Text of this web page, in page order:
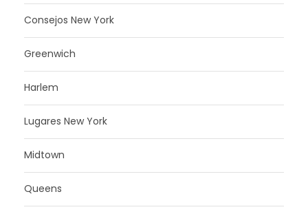
Consejos New York
Greenwich
Harlem
Lugares New York
Midtown
Queens